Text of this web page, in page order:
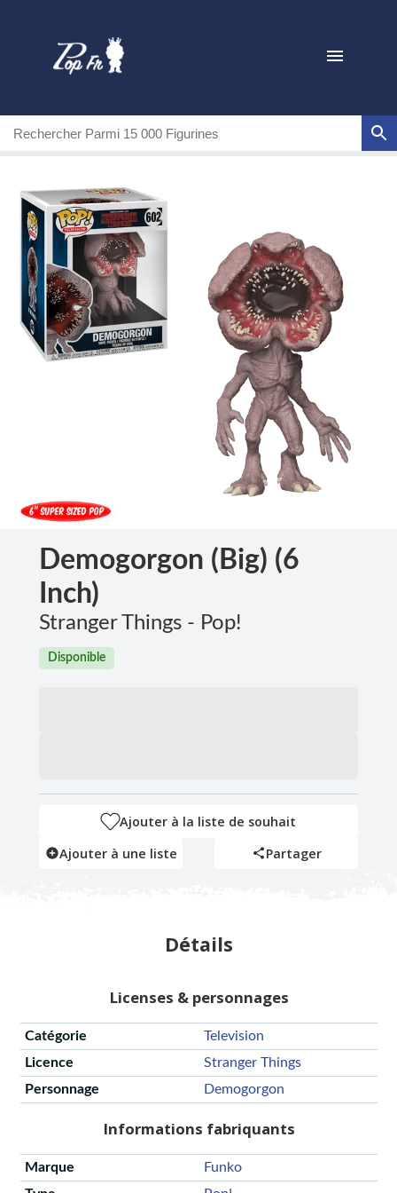
Demogorgon (Big) (6
Inch)
Stranger Things - Pop!
Disponible
Ajouter à la liste de souhait
Ajouter à une liste
Partager
Détails
Licenses & personnages
Catégorie
Television
Licence
Stranger Things
Personnage
Demogorgon
Informations fabriquants
Marque
Funko